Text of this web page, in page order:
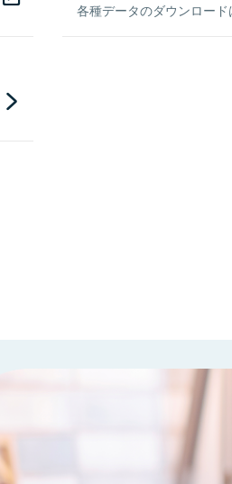
各種データのダウンロー